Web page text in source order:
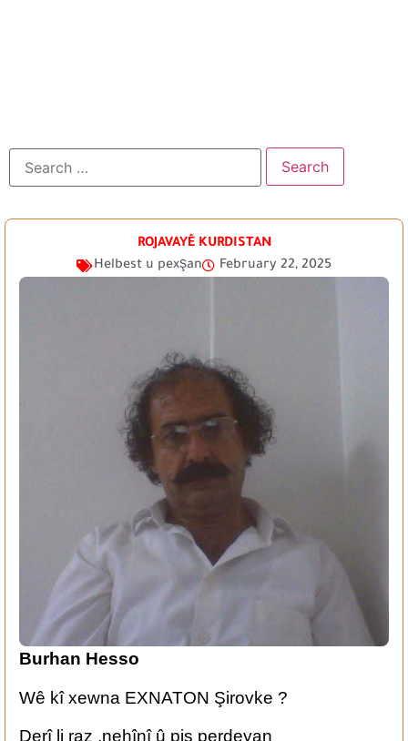
ROJAVAYÊ KURDISTAN
Helbest u pexşan
February 22, 2025
Burhan Hesso
Wê kî xewna EXNATON Şirovke ?
Derî li raz ,nehînî û piş perdeyan